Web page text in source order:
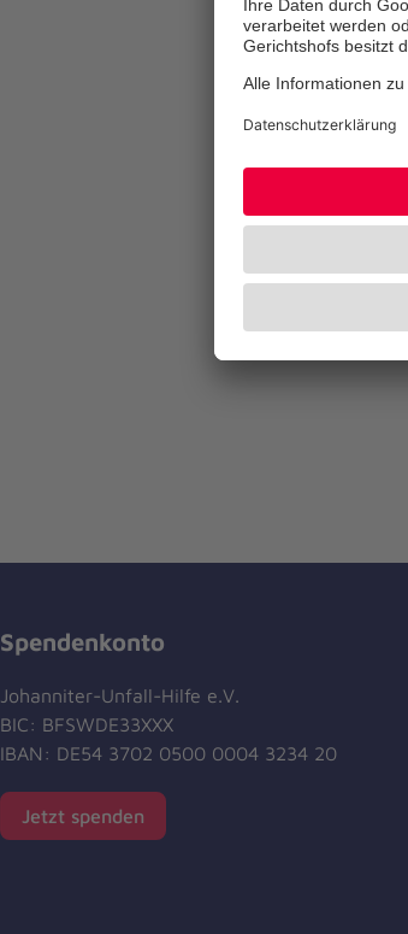
Spendenkonto
Johanniter-Unfall-Hilfe e.V.
BIC: BFSWDE33XXX
IBAN: DE54 3702 0500 0004 3234 20
Jetzt spenden